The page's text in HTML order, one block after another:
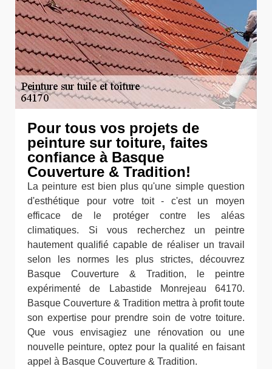
Pour tous vos projets de
peinture sur toiture, faites
confiance à Basque
Couverture & Tradition!
La peinture est bien plus qu'une simple question
d'esthétique pour votre toit - c'est un moyen
efficace de le protéger contre les aléas
climatiques. Si vous recherchez un peintre
hautement qualifié capable de réaliser un travail
selon les normes les plus strictes, découvrez
Basque Couverture & Tradition, le peintre
expérimenté de Labastide Monrejeau 64170.
Basque Couverture & Tradition mettra à profit toute
son expertise pour prendre soin de votre toiture.
Que vous envisagiez une rénovation ou une
nouvelle peinture, optez pour la qualité en faisant
appel à Basque Couverture & Tradition.